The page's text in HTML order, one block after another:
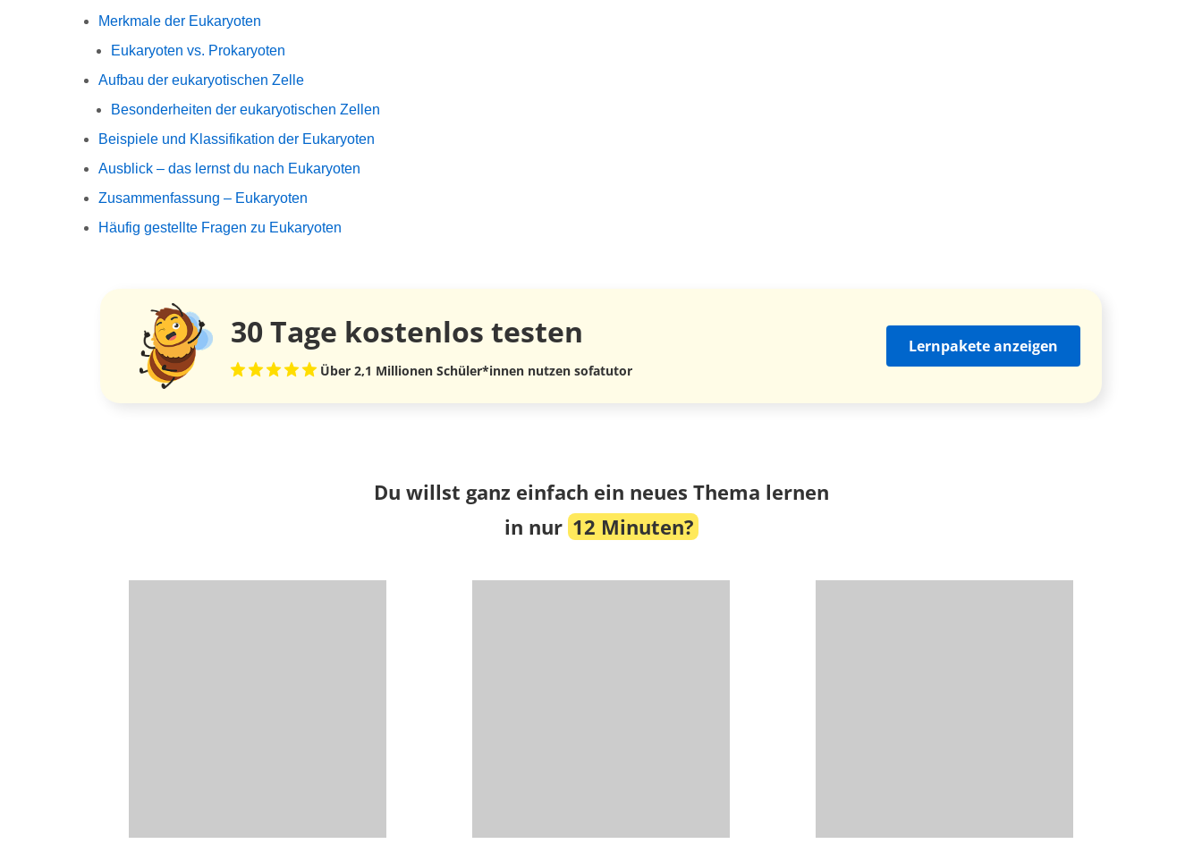
Merkmale der Eukaryoten
Eukaryoten vs. Prokaryoten
Aufbau der eukaryotischen Zelle
Besonderheiten der eukaryotischen Zellen
Beispiele und Klassifikation der Eukaryoten
Ausblick – das lernst du nach Eukaryoten
Zusammenfassung – Eukaryoten
Häufig gestellte Fragen zu Eukaryoten
30 Tage kostenlos testen
Über 2,1 Millionen Schüler*innen nutzen sofatutor
Lernpakete anzeigen
Du willst ganz einfach ein neues Thema lernen
in nur 12 Minuten?